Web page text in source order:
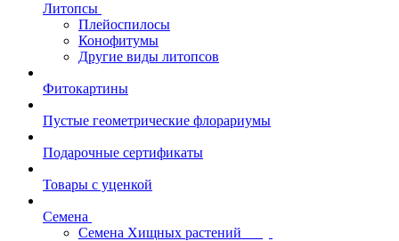
Литопсы
Плейоспилосы
Конофитумы
Другие виды литопсов
Фитокартины
Пустые геометрические флорариумы
Подарочные сертификаты
Товары с уценкой
Семена
Семена Хищных растений